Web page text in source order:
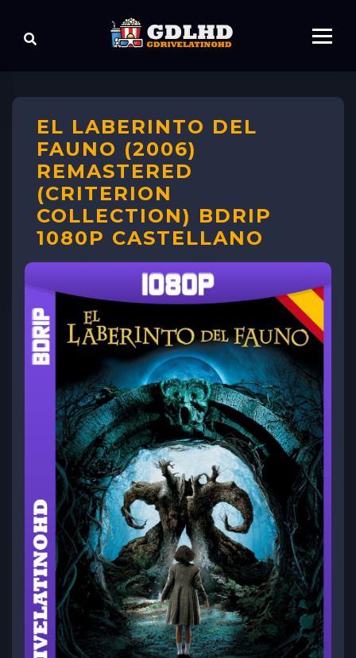
EL LABERINTO DEL
FAUNO (2006)
REMASTERED
(CRITERION
COLLECTION) BDRIP
1080P CASTELLANO